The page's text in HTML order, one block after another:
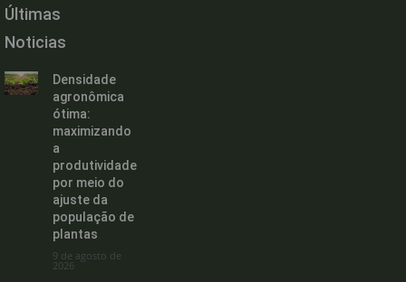
Últimas
Noticias
Densidade
agronômica
ótima:
maximizando
a
produtividade
por meio do
ajuste da
população de
plantas
9 de agosto de
2026